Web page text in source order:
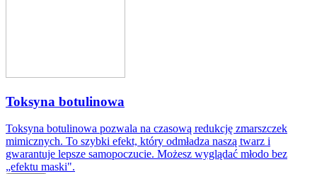
Toksyna botulinowa
Toksyna botulinowa pozwala na czasową redukcję zmarszczek
mimicznych. To szybki efekt, który odmładza naszą twarz i
gwarantuje lepsze samopoczucie. Możesz wyglądać młodo bez
„efektu maski".